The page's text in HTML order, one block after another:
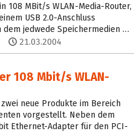
108 MBit/s WLAN-Media-Router,
USB 2.0-Anschluss
dem jedwede Speichermedien …
21.03.2004
108 Mbit/s WLAN-
neue Produkte im Bereich
vorgestellt. Neben dem
Ethernet-Adapter für den PCI-